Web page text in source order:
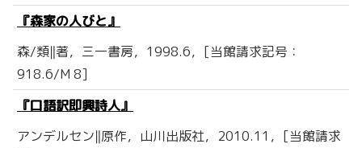
『森家の人びと』
森/類‖著，三一書房，1998.6，[当館請求記号：
918.6/M 8]
『口語訳即興詩人』
アンデルセン‖原作，山川出版社，2010.11，[当館請求